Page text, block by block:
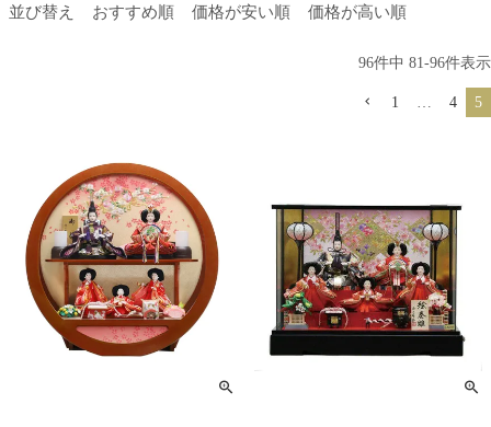
並び替え おすすめ順 価格が安い順 価格が高い順
96件中 81 -96件表示
1 4 5